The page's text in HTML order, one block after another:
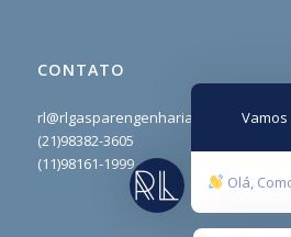
CONTATO
rl@rlgasparengenharia.com
(21)98382-3605
(11)98161-1999
Olá,